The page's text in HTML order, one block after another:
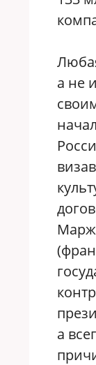
а не
а